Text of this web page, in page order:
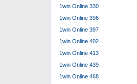
1win Online 330
1win Online 396
1win Online 397
1win Online 402
1win Online 413
1win Online 439
1win Online 468